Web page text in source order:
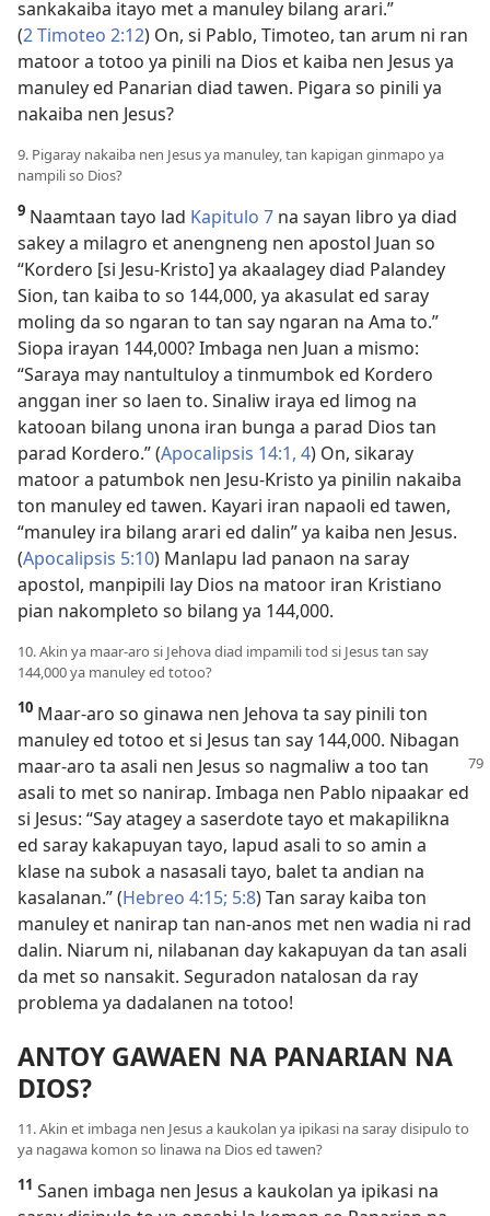
sankakaiba itayo met a manuley bilang arari.”
(2 Timoteo 2:12) On, si Pablo, Timoteo, tan arum ni ran
matoor a totoo ya pinili na Dios et kaiba nen Jesus ya
manuley ed Panarian diad tawen. Pigara so pinili ya
nakaiba nen Jesus?
9. Pigaray nakaiba nen Jesus ya manuley, tan kapigan ginmapo ya
nampili so Dios?
9 Naamtaan tayo lad Kapitulo 7 na sayan libro ya diad
sakey a milagro et anengneng nen apostol Juan so
“Kordero [si Jesu-Kristo] ya akaalagey diad Palandey
Sion, tan kaiba to so 144,000, ya akasulat ed saray
moling da so ngaran to tan say ngaran na Ama to.”
Siopa irayan 144,000? Imbaga nen Juan a mismo:
“Saraya may nantultuloy a tinmumbok ed Kordero
anggan iner so laen to. Sinaliw iraya ed limog na
katooan bilang unona iran bunga a parad Dios tan
parad Kordero.” (Apocalipsis 14:1, 4) On, sikaray
matoor a patumbok nen Jesu-Kristo ya pinilin nakaiba
ton manuley ed tawen. Kayari iran napaoli ed tawen,
“manuley ira bilang arari ed dalin” ya kaiba nen Jesus.
(Apocalipsis 5:10) Manlapu lad panaon na saray
apostol, manpipili lay Dios na matoor iran Kristiano
pian nakompleto so bilang ya 144,000.
10. Akin ya maar-aro si Jehova diad impamili tod si Jesus tan say
144,000 ya manuley ed totoo?
10 Maar-aro so ginawa nen Jehova ta say pinili ton
manuley ed totoo et si Jesus tan say 144,000. Nibagan
maar-aro ta asali nen Jesus so nagmaliw a too tan
asali to met so nanirap. Imbaga nen Pablo nipaakar ed
si Jesus: “Say atagey a saserdote tayo et makapilikna
ed saray kakapuyan tayo, lapud asali to so amin a
klase na subok a nasasali tayo, balet ta andian na
kasalanan.” (Hebreo 4:15; 5:8) Tan saray kaiba ton
manuley et nanirap tan nan-anos met nen wadia ni rad
dalin. Niarum ni, nilabanan day kakapuyan da tan asali
da met so nansakit. Seguradon natalosan da ray
problema ya dadalanen na totoo!
ANTOY GAWAEN NA PANARIAN NA
DIOS?
11. Akin et imbaga nen Jesus a kaukolan ya ipikasi na saray disipulo to
ya nagawa komon so linawa na Dios ed tawen?
11 Sanen imbaga nen Jesus a kaukolan ya ipikasi na